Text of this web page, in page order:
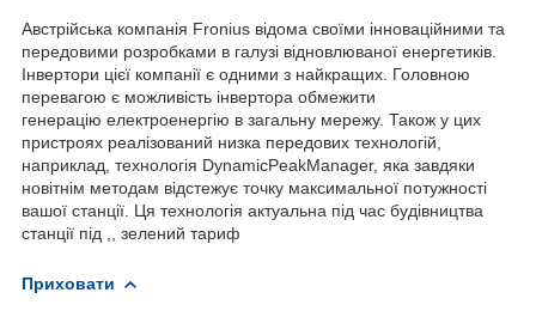
Австрійська компанія Fronius відома своїми інноваційними та
передовими розробками в галузі відновлюваної енергетиків.
Інвертори цієї компанії є одними з найкращих. Головною
перевагою є можливість інвертора обмежити
генерацію електроенергію в загальну мережу. Також у цих
пристроях реалізований низка передових технологій,
наприклад, технологія DynamicPeakManager, яка завдяки
новітнім методам відстежує точку максимальної потужності
вашої станції. Ця технологія актуальна під час будівництва
станції під ,, зелений тариф
Приховати